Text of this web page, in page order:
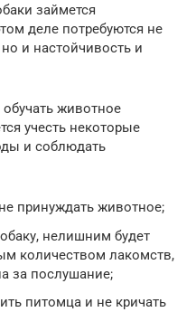
займется
деле потребуются не
и настойчивость и
обучать животное
учесть некоторые
и соблюдать
принуждать животное;
нелишним будет
количеством лакомств,
за послушание;
питомца и не кричать